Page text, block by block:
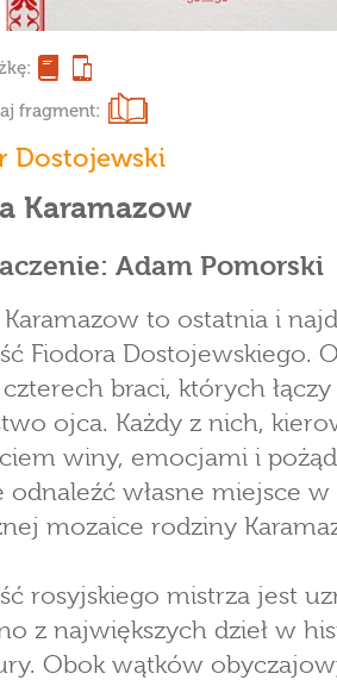
fragment:
Dostojewski
Karamazow
Adam Pomorski
Karamazow to ostatnia i
Fiodora Dostojewskiego.
braci, których
ojca. Każdy z nich,
winy, emocjami i
odnaleźć własne miejsce w
mozaice rodziny
rosyjskiego mistrza jest
z największych dzieł w
Obok wątków